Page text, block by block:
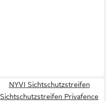
NYVI Sichtschutzstreifen
Sichtschutzstreifen Privafence